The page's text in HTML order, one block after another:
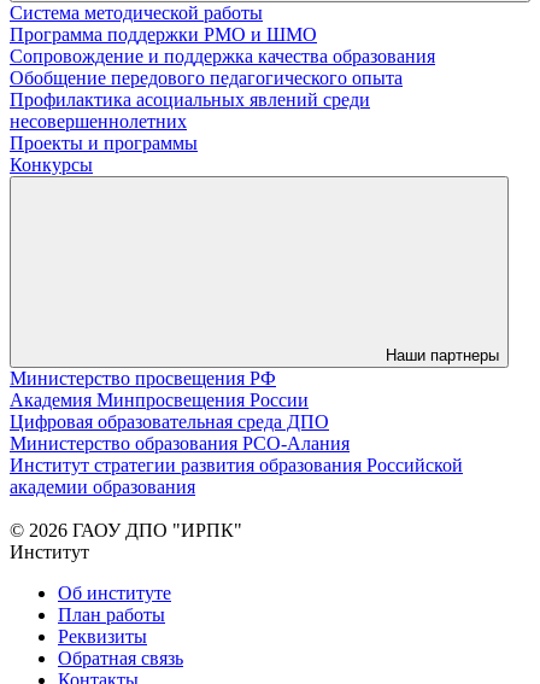
Система методической работы
Программа поддержки РМО и ШМО
Сопровождение и поддержка качества образования
Обобщение передового педагогического опыта
Профилактика асоциальных явлений среди
несовершеннолетних
Проекты и программы
Конкурсы
Наши партнеры
Министерство просвещения РФ
Академия Минпросвещения России
Цифровая образовательная среда ДПО
Министерство образования РСО-Алания
Институт стратегии развития образования Российской
академии образования
© 2026 ГАОУ ДПО "ИРПК"
Институт
Об институте
План работы
Реквизиты
Обратная связь
Контакты